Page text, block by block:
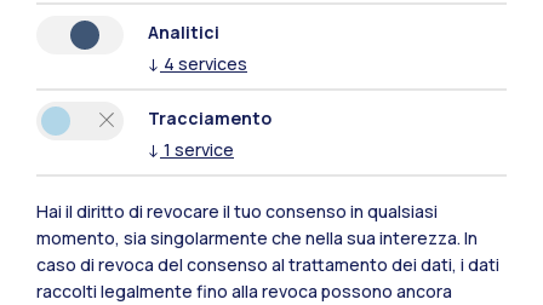
Polimi Community
Tutti i siti dell’ecosistema
Analitici
↓ 4 services
Tracciamento
↓ 1 service
Hai il diritto di revocare il tuo consenso in qualsiasi
momento, sia singolarmente che nella sua interezza. In
caso di revoca del consenso al trattamento dei dati, i dati
raccolti legalmente fino alla revoca possono ancora